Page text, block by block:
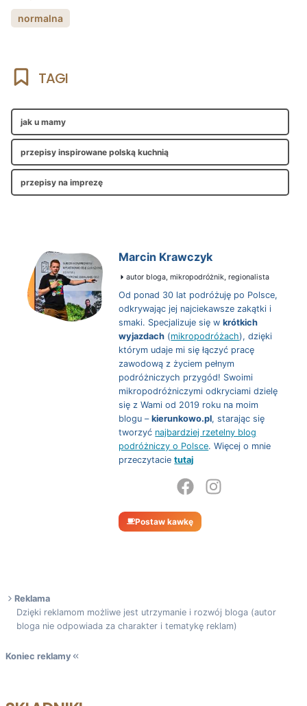
normalna
TAGI
jak u mamy
przepisy inspirowane polską kuchnią
przepisy na imprezę
Marcin Krawczyk
autor bloga, mikropodróżnik, regionalista
Od ponad 30 lat podróżuję po Polsce,
odkrywając jej najciekawsze zakątki i
smaki. Specjalizuje się wkrótkich
wyjazdach (mikropodróżach), dzięki
którym udaje mi się łączyć pracę
zawodową z życiem pełnym
podróżniczych przygód! Swoimi
mikropodróżniczymi odkryciami dzielę
się z Wami od 2019 roku na moim
blogu –kierunkowo.pl, starając się
tworzyć najbardziej rzetelny blog
podróżniczy o Polsce. Więcej o mnie
przeczytacietutaj
Postaw kawkę
Reklama
Dzięki reklamom możliwe jest utrzymanie i rozwój bloga (autor
bloga nie odpowiada za charakter i tematykę reklam)
Koniec reklamy